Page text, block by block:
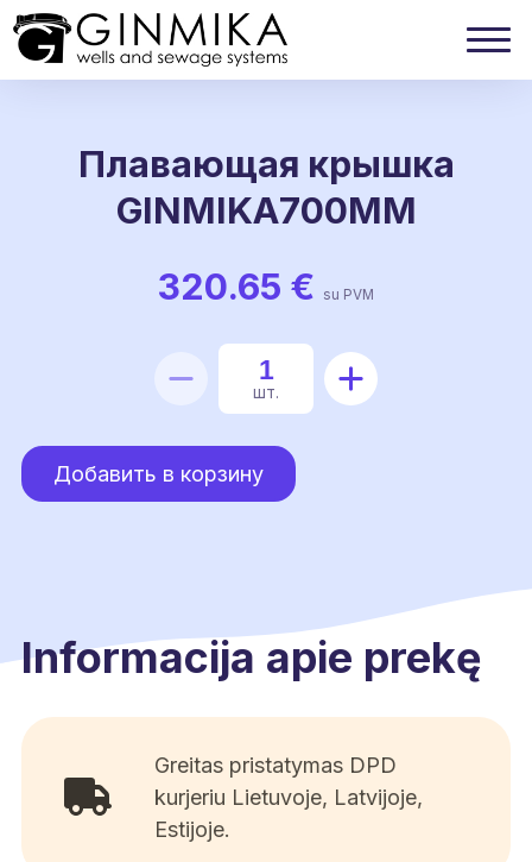
Плавающая крышка
GINMIKA700MM
320.65 € su PVM
Количество
Плавающая
крышка
шт.
Добавить в корзину
Informacija apie prekę
Greitas pristatymas DPD
kurjeriu Lietuvoje, Latvijoje,
Estijoje.